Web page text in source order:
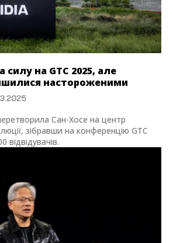
силу на GTC 2025, але
настороженими
Сан-Хосе на центр
зібравши на конференцію GTC
відвідувачів.